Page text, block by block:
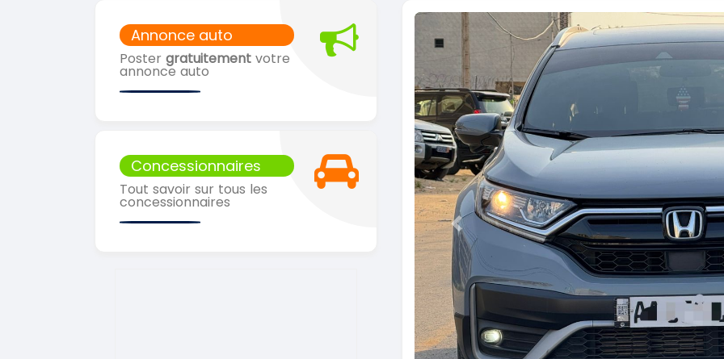
Annonce auto
Poster gratuitement votre
annonce auto
Concessionnaires
Tout savoir sur tous les
concessionnaires
Previous